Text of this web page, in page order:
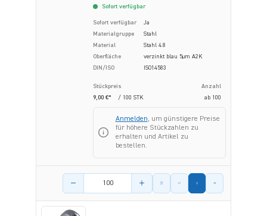
Sofort verfügbar
Sofort verfügbar
Ja
Materialgruppe
Stahl
Material
Stahl 4.8
Oberfläche
verzinkt blau 5µm A2K
DIN/ISO
ISO14583
Stückpreis
Anzahl
9,00 €*
/ 100 STK ab 100
Anmelden, um günstigere Preise
für höhere Stückzahlen zu
erhalten und Artikel zu
bestellen.
Menge des Artikels